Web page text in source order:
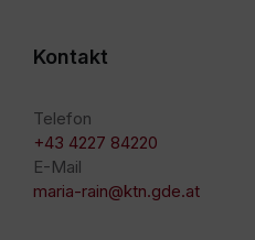
Kontakt
Telefon
+43 4227 84220
E-Mail
maria-rain@ktn.gde.at